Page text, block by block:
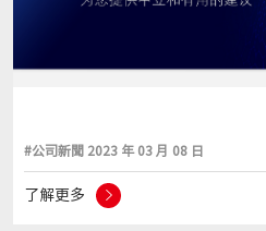
#公司新聞 2023 年 03 月 08 日
了解更多